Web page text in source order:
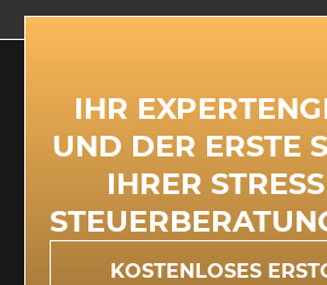
IHR
UND DER ERSTE
IHRER
KOSTENLOSES